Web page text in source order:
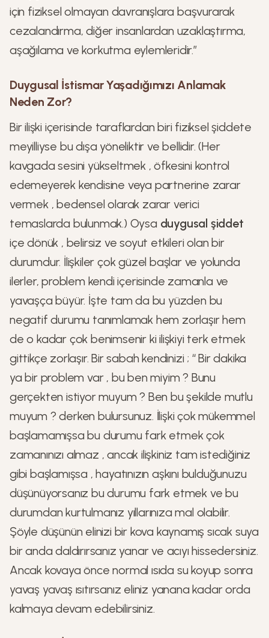
için fiziksel olmayan davranışlara başvurarak
cezalandırma, diğer insanlardan uzaklaştırma,
aşağılama ve korkutma eylemleridir.”
Duygusal İstismar Yaşadığımızı Anlamak
Neden Zor?
Bir ilişki içerisinde taraflardan biri fiziksel şiddete
meyilliyse bu dışa yöneliktir ve bellidir. (Her
kavgada sesini yükseltmek , öfkesini kontrol
edemeyerek kendisine veya partnerine zarar
vermek , bedensel olarak zarar verici
temaslarda bulunmak.) Oysa duygusal şiddet
içe dönük , belirsiz ve soyut etkileri olan bir
durumdur. İlişkiler çok güzel başlar ve yolunda
ilerler, problem kendi içerisinde zamanla ve
yavaşça büyür. İşte tam da bu yüzden bu
negatif durumu tanımlamak hem zorlaşır hem
de o kadar çok benimsenir ki ilişkiyi terk etmek
gittikçe zorlaşır. Bir sabah kendinizi ; ‘‘ Bir dakika
ya bir problem var , bu ben miyim ? Bunu
gerçekten istiyor muyum ? Ben bu şekilde mutlu
muyum ? derken bulursunuz. İlişki çok mükemmel
başlamamışsa bu durumu fark etmek çok
zamanınızı almaz , ancak ilişkiniz tam istediğiniz
gibi başlamışsa , hayatınızın aşkını bulduğunuzu
düşünüyorsanız bu durumu fark etmek ve bu
durumdan kurtulmanız yıllarınıza mal olabilir.
Şöyle düşünün elinizi bir kova kaynamış sıcak suya
bir anda daldırırsanız yanar ve acıyı hissedersiniz.
Ancak kovaya önce normal ısıda su koyup sonra
yavaş yavaş ısıtırsanız eliniz yanana kadar orda
kalmaya devam edebilirsiniz.